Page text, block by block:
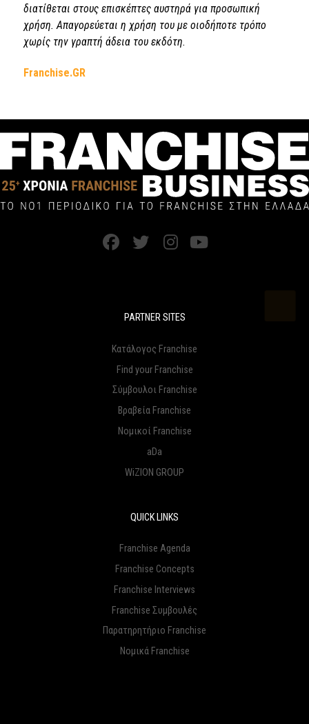
διατίθεται στους επισκέπτες αυστηρά για προσωπική
χρήση. Απαγορεύεται η χρήση του με οιοδήποτε τρόπο
χωρίς την γραπτή άδεια του εκδότη.
Franchise.GR
PARTNER SITES
Κατάλογος Franchise
Find your Franchise
Σύμβουλοι Franchise
Βραβεία Franchise
Νομικοί Franchise
aDa
WiZION GROUP
QUICK LINKS
Franchise Agenda
Franchise Concepts
Franchise Interviews
Franchise Συμβουλές
Παρατηρητήριο Franchise
Νομικά Franchise